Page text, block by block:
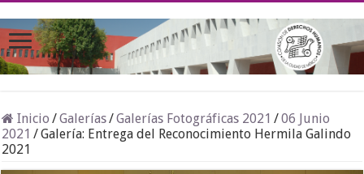
Inicio /Galerías/Galerías Fotográficas 2021 /06 Junio
2021 /Galería: Entrega del Reconocimiento Hermila Galindo
2021